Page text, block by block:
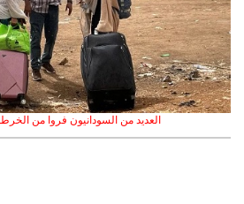
العديد من السودانيون فروا من